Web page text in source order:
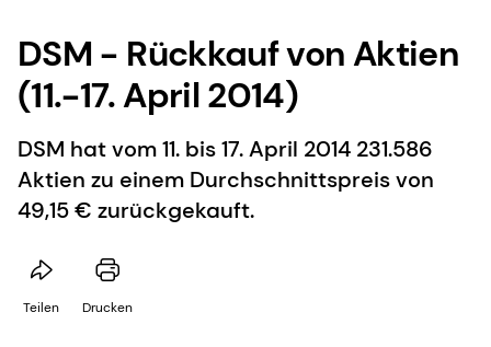
DSM - Rückkauf von Aktien
(11.-17. April 2014)
DSM hat vom 11. bis 17. April 2014 231.586
Aktien zu einem Durchschnittspreis von
49,15 € zurückgekauft.
Teilen Drucken